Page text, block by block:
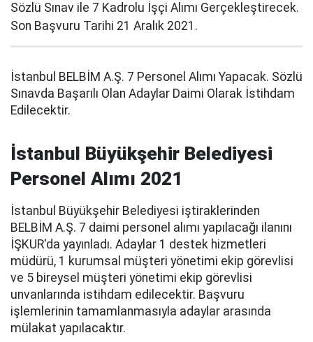
Sözlü Sınav ile 7 Kadrolu İşçi Alımı Gerçekleştirecek.
Son Başvuru Tarihi 21 Aralık 2021.
İstanbul BELBİM A.Ş. 7 Personel Alımı Yapacak. Sözlü
Sınavda Başarılı Olan Adaylar Daimi Olarak İstihdam
Edilecektir.
İstanbul Büyükşehir Belediyesi
Personel Alımı 2021
İstanbul Büyükşehir Belediyesi iştiraklerinden
BELBİM A.Ş. 7 daimi personel alımı yapılacağı ilanını
İŞKUR'da yayınladı. Adaylar 1 destek hizmetleri
müdürü, 1 kurumsal müşteri yönetimi ekip görevlisi
ve 5 bireysel müşteri yönetimi ekip görevlisi
unvanlarında istihdam edilecektir. Başvuru
işlemlerinin tamamlanmasıyla adaylar arasında
mülakat yapılacaktır.